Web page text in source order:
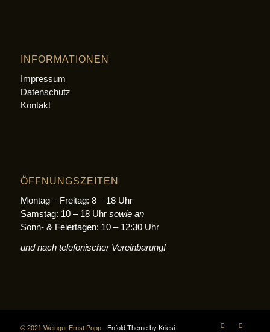
INFORMATIONEN
Impressum
Datenschutz
Kontakt
ÖFFNUNGSZEITEN
Montag – Freitag: 8 – 18 Uhr
Samstag: 10 – 18 Uhr sowie an
Sonn- & Feiertagen: 10 – 12:30 Uhr
und nach telefonischer Vereinbarung!
© 2021 Weingut Ernst Popp - Enfold Theme by Kriesi